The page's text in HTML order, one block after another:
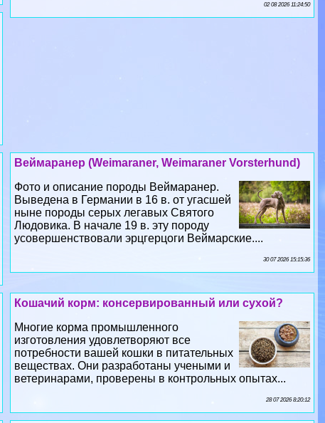
02 08 2026 11:24:50
Веймаранер (Weimaraner, Weimaraner Vorsterhund)
Фото и описание породы Веймаранер.
Выведена в Германии в 16 в. от угасшей
ныне породы серых легавых Святого
Людовика. В начале 19 в. эту породу
усовершенствовали эрцгерцоги Веймарские....
30 07 2026 15:15:36
Кошачий корм: консервированный или сухой?
Многие корма промышленного
изготовления удовлетворяют все
потребности вашей кошки в питательных
веществах. Они разработаны учеными и
ветеринарами, проверены в контрольных опытах...
28 07 2026 8:20:12